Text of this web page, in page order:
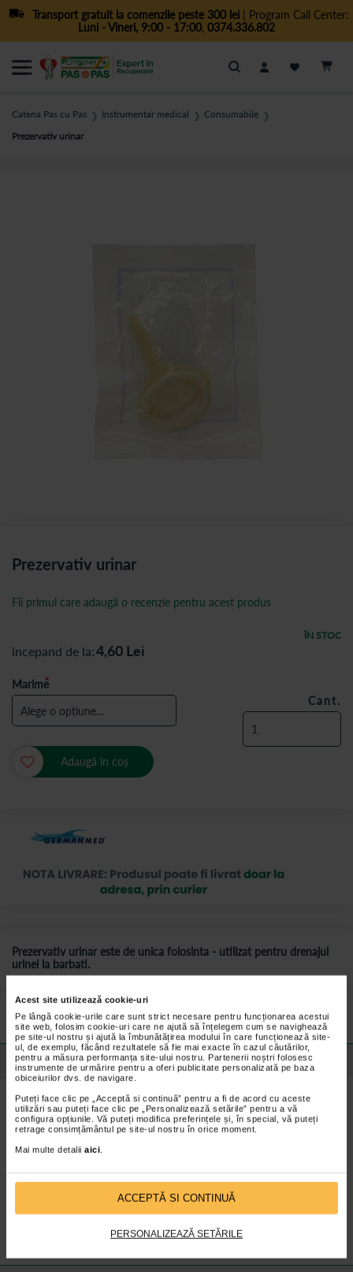
Acest site utilizează cookie-uri
Pe lângă cookie-urile care sunt strict necesare pentru funcționarea acestui
site web, folosim cookie-uri care ne ajută să înțelegem cum se navighează
pe site-ul nostru și ajută la îmbunătățirea modului în care funcționează site-
ul, de exemplu, făcând rezultatele să fie mai exacte în cazul căutărilor,
pentru a măsura performanța site-ului nostru. Partenerii noștri folosesc
instrumente de urmărire pentru a oferi publicitate personalizată pe baza
obiceiurilor dvs. de navigare.
Puteți face clic pe „Acceptă si continuă” pentru a fi de acord cu aceste
utilizări sau puteți face clic pe „Personalizează setările” pentru a vă
configura opțiunile. Vă puteți modifica preferințele și, în special, vă puteți
retrage consimțământul pe site-ul nostru în orice moment.
Mai multe detalii aici
ACCEPTĂ SI CONTINUĂ
PERSONALIZEAZĂ SETĂRILE
Transport gratuit la comenzile peste 300 lei| Program Call Center:
Luni - Vineri, 9:00 - 17:00, 0374.336.802
Cautare
Catena Pas cu Pas ❯ Instrumentar medical ❯ Consumabile ❯
Prezervativ urinar
Prezervativ urinar este de unica folosinta - utilizat pentru drenajul
urinei la barbati.
Prezervativ urinar
ÎN STOC
Fii primul care adaugă o recenzie pentru acest produs
începand de la 4,60 Lei
Marime
Cant.
Adaugă în coș
Preturile si promotiile afisate pe site in dreptul fiecarui produs sunt
valabile pentru comenzile efectuate online.
Detalii despre produs
Prezervativ urinar confectionat din latex si este steril.
Prezervativul urinar se recomanda pentru a stabili legatura cu
punga urinara.
Pentru aplicare pozitionati prezervativul pe glandul penisului si
derulati mansonul de latex pe toata lungimea acestuia.
Atasati apoi capatul distal la tubul de drenaj al pungii urinare.